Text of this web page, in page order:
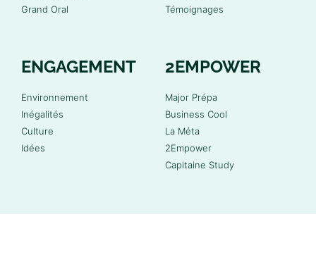
Grand Oral
Témoignages
ENGAGEMENT
Environnement
Inégalités
Culture
Idées
2EMPOWER
Major Prépa
Business Cool
La Méta
2Empower
Capitaine Study